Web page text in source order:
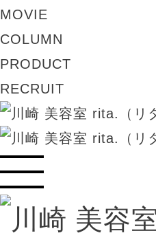
MOVIE
COLUMN
PRODUCT
RECRUIT